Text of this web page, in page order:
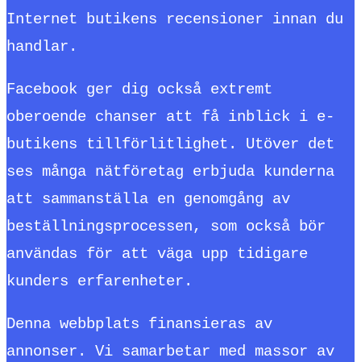
Internet butikens recensioner innan du
handlar.
Facebook ger dig också extremt
oberoende chanser att få inblick i e-
butikens tillförlitlighet. Utöver det
ses många nätföretag erbjuda kunderna
att sammanställa en genomgång av
beställningsprocessen, som också bör
användas för att väga upp tidigare
kunders erfarenheter.
Denna webbplats finansieras av
annonser. Vi samarbetar med massor av